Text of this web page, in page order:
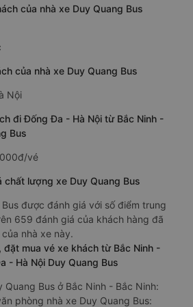
của nhà xe Duy Quang Bus
của nhà xe Duy Quang Bus
Nội
đi Đống Đa - Hà Nội từ Bắc Ninh -
Bus
vé
chất lượng xe Duy Quang Bus
được đánh giá với số điểm trung
659 đánh giá của khách hàng đã
nhà xe này.
đặt mua vé xe khách từ Bắc Ninh -
- Hà Nội Duy Quang Bus
Quang Bus ở Bắc Ninh - Bắc Ninh:
phòng nhà xe Duy Quang Bus: